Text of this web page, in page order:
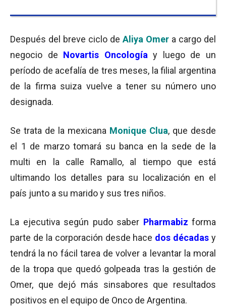
Después del breve ciclo de Aliya Omer a cargo del
negocio de Novartis Oncología y luego de un
período de acefalía de tres meses, la filial argentina
de la firma suiza vuelve a tener su número uno
designada.
Se trata de la mexicana Monique Clua, que desde
el 1 de marzo tomará su banca en la sede de la
multi en la calle Ramallo, al tiempo que está
ultimando los detalles para su localización en el
país junto a su marido y sus tres niños.
La ejecutiva según pudo saber Pharmabiz forma
parte de la corporación desde hace dos décadas y
tendrá la no fácil tarea de volver a levantar la moral
de la tropa que quedó golpeada tras la gestión de
Omer, que dejó más sinsabores que resultados
positivos en el equipo de Onco de Argentina.